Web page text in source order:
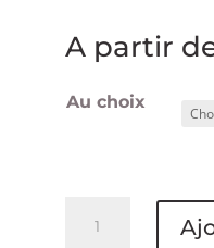
A partir
Au choix